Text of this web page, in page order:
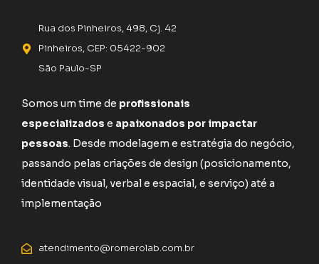
Rua dos Pinheiros, 498, Cj. 42
Pinheiros, CEP: 05422-902
São Paulo-SP
Somos um time de profissionais
especializados e apaixonados por impactar
pessoas. Desde modelagem e estratégia do negócio,
passando pelas criações de design (posicionamento,
identidade visual, verbal e espacial, e serviço) até a
implementação
atendimento@romerolab.com.br